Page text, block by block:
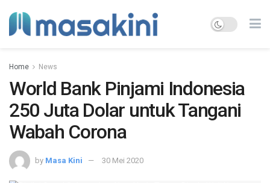
Home News
World Bank Pinjami Indonesia
250 Juta Dolar untuk Tangani
Wabah Corona
by Masa Kini 30 Mei 2020